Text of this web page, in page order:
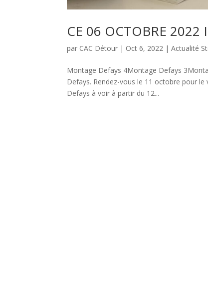
CE 06 OCTOBRE 2022
par CAC Détour | Oct 6, 2022 |Actualité
Montage Defays 4Montage Defays
Defays. Rendez-vous le 11 octobre pour
Defays à voir à partir du 12...